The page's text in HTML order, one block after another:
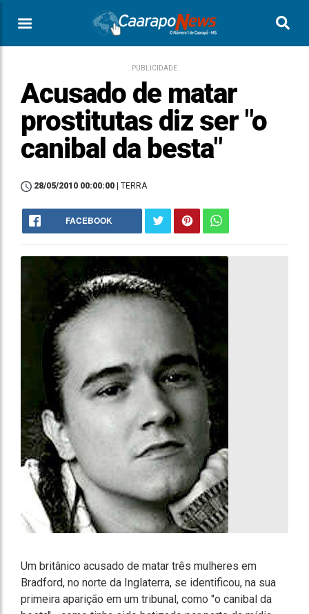
PUBLICIDADE
Acusado de matar
prostitutas diz ser "o
canibal da besta"
28/05/2010 00:00:00 | TERRA
FACEBOOK
Um britânico acusado de matar três mulheres em
Bradford, no norte da Inglaterra, se identificou, na sua
primeira aparição em um tribunal, como "o canibal da